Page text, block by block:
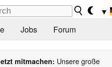
▼
Jobs Forum
mitmachen: Unsere große